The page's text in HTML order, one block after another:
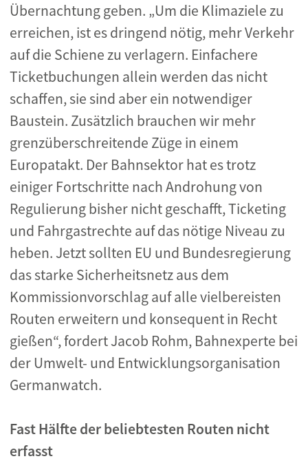
Übernachtung geben. „Um die Klimaziele zu
erreichen, ist es dringend nötig, mehr Verkehr
auf die Schiene zu verlagern. Einfachere
Ticketbuchungen allein werden das nicht
schaffen, sie sind aber ein notwendiger
Baustein. Zusätzlich brauchen wir mehr
grenzüberschreitende Züge in einem
Europatakt. Der Bahnsektor hat es trotz
einiger Fortschritte nach Androhung von
Regulierung bisher nicht geschafft, Ticketing
und Fahrgastrechte auf das nötige Niveau zu
heben. Jetzt sollten EU und Bundesregierung
das starke Sicherheitsnetz aus dem
Kommissionvorschlag auf alle vielbereisten
Routen erweitern und konsequent in Recht
gießen“, fordert Jacob Rohm, Bahnexperte bei
der Umwelt- und Entwicklungsorganisation
Germanwatch.
Fast Hälfte der beliebtesten Routen nicht
erfasst